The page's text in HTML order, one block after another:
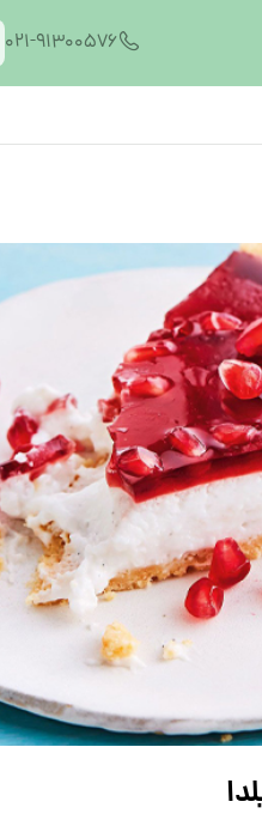
021-91300576